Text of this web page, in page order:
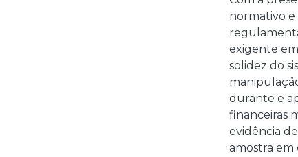
normativo
exigente
solidez do
durante e
financeiras
evidência
amostra em